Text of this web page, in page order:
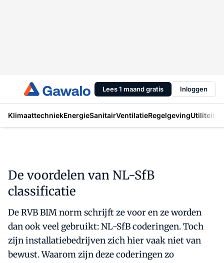
Lees 1 maand gratis Inloggen
KlimaattechniekEnergieSanitairVentilatieRegelgevingUtiliteit
De voordelen van NL-SfB
classificatie
De RVB BIM norm schrijft ze voor en ze worden
dan ook veel gebruikt: NL-SfB coderingen. Toch
zijn installatiebedrijven zich hier vaak niet van
bewust. Waarom zijn deze coderingen zo